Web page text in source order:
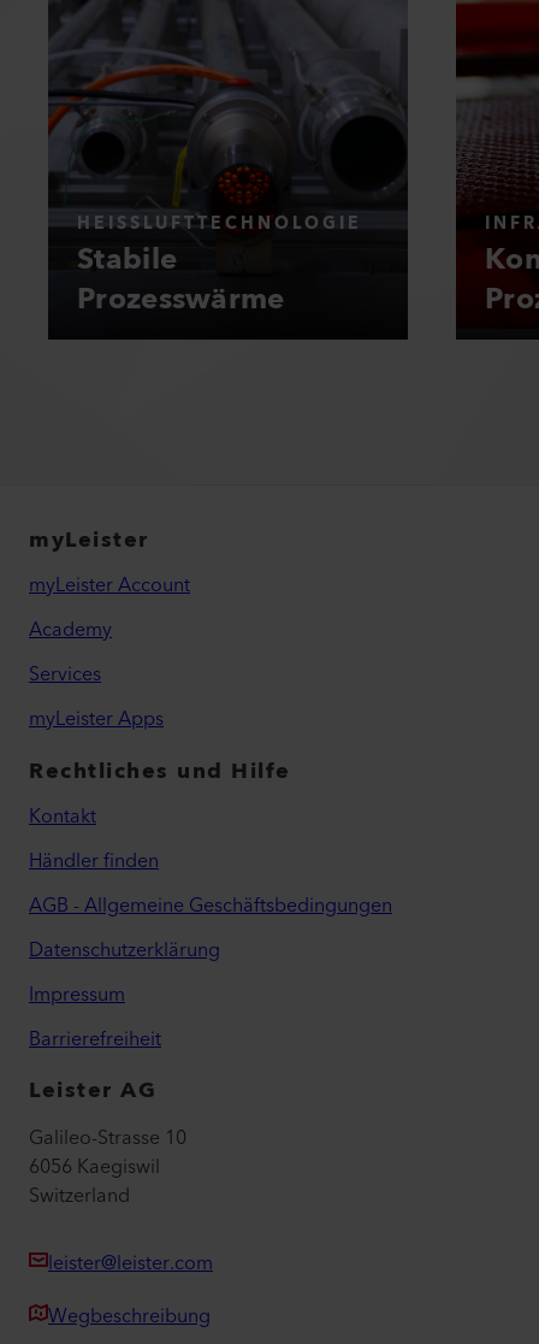
HEISSLUFTTECHNOLOGIE
Stabile
Prozesswärme
myLeister
myLeister Account
Academy
Services
myLeister Apps
Rechtliches und Hilfe
Kontakt
Händler finden
AGB - Allgemeine Geschäftsbedingungen
Datenschutzerklärung
Impressum
Barrierefreiheit
Leister AG
Galileo-Strasse 10
6056 Kaegiswil
Switzerland
leister@leister.com
Wegbeschreibung